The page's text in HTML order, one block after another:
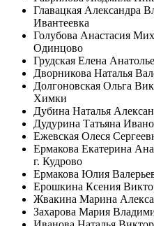
Главацкая Александра
Ивантеевка
Голубова Анастасия
Одинцово
Грудская Елена
Дворникова Наталья
Долгоновская Ольга
Химки
Дубина Наталья
Дудурина Татьяна
Ежевская Олеся
Ермакова Екатерина
г. Кудрово
Ермакова Юлия
Ерошкина Ксения
Жвакина Марина
Захарова Мария